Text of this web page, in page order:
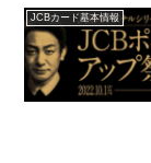
JCBカード基本情報